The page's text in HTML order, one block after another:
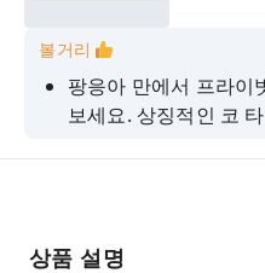
볼거리
팡응아 만에서 프라이
보세요. 상징적인 코
상품 설명